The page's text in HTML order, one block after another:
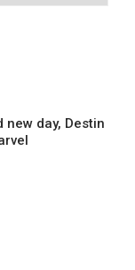
new day, Destin